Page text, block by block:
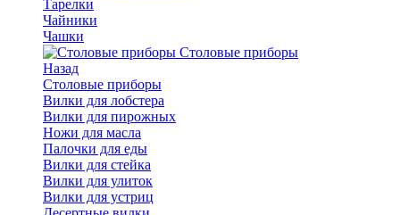
Тарелки
Чайники
Чашки
Cтоловые приборы
Назад
Cтоловые приборы
Вилки для лобстера
Вилки для пирожных
Ножи для масла
Палочки для еды
Вилки для стейка
Вилки для улиток
Вилки для устриц